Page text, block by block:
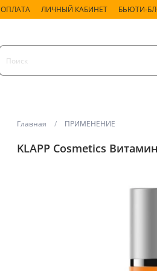
ОПЛАТА ЛИЧНЫЙ КАБИНЕТ БЬЮТИ-
Главная ПРИМЕНЕНИЕ
KLAPP Cosmetics